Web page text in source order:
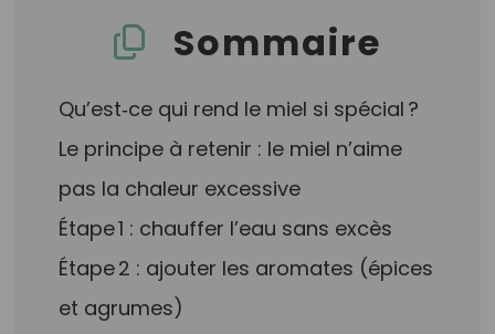
Sommaire
Qu’est‑ce qui rend le miel si spécial ?
Le principe à retenir : le miel n’aime
pas la chaleur excessive
Étape 1 : chauffer l’eau sans excès
Étape 2 : ajouter les aromates (épices
et agrumes)